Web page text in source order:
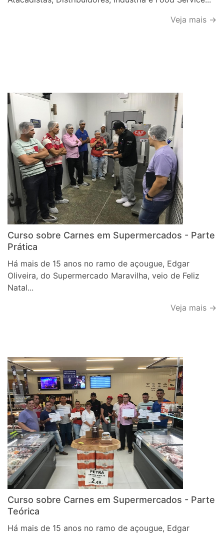
Veja mais →
Curso sobre Carnes em Supermercados - Parte
Prática
Há mais de 15 anos no ramo de açougue, Edgar
Oliveira, do Supermercado Maravilha, veio de Feliz
Natal...
Veja mais →
Curso sobre Carnes em Supermercados - Parte
Teórica
Há mais de 15 anos no ramo de açougue, Edgar